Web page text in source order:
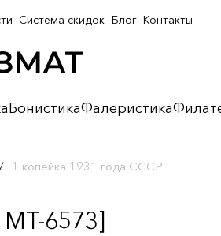
БонистикаФалеристика
Система скидок Блог Контакты
/ 1 копейка 1931 года СССР
6573]